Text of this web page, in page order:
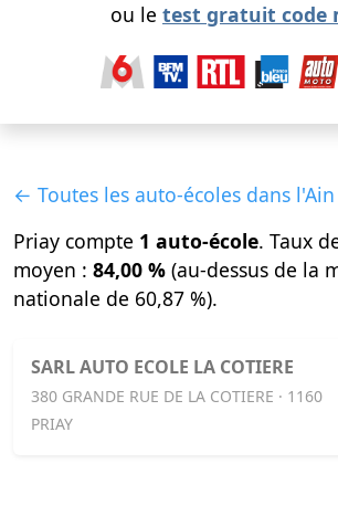
ou le test gratuit code
← Toutes les auto-écoles dans l'Ain
Priay compte 1 auto-école. Taux
moyen : 84,00 % (au-dessus de la
nationale de 60,87 %).
SARL AUTO ECOLE LA COTIERE
380 GRANDE RUE DE LA COTIERE · 1160
PRIAY